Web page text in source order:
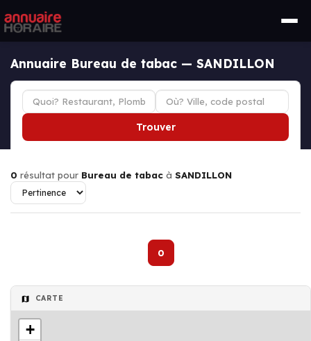
Annuaire Bureau de tabac — SANDILLON
Trouver
0 résultat pour Bureau de tabac à SANDILLON
0
CARTE
+